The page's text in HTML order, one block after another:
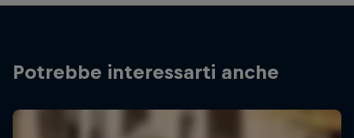
Potrebbe interessarti anche